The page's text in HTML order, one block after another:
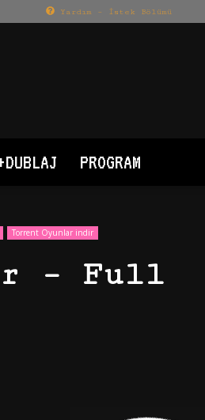
Yardım – İstek Bölümü
PROGRAM
Torrent Oyunlar indir
– Full